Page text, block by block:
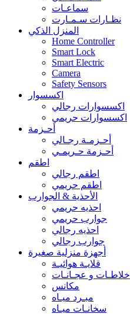
سماعـات
نظـارات سـمـارت
المنزل الذكي
Home Controller
Smart Lock
Smart Electric
Camera
Safety Sensors
اكسسوار
اكسسوارات رجالي
اكسسوارات حريمي
أحـزمة
أحـزمـة رجـالي
أحـزمة حـريمـي
اطقم
اطقم رجالي
اطقم حريمي
الأحذية & الجوارب
احذيه حريمي
جوارب حريمي
احذيه رجالي
جوارب رجالي
أجهزة منزلية صغيرة
قلايـة هوائيـة
خلاطـات و عجـانـات
مكانس
مبـرد ميـاه
سخانـات ميـاه